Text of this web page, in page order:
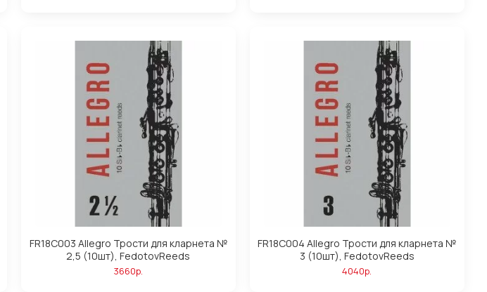
FR18C003 Allegro Трости для кларнета №
2,5 (10шт), FedotovReeds
3660р.
FR18C004 Allegro Трости для кларнета №
3 (10шт), FedotovReeds
4040р.